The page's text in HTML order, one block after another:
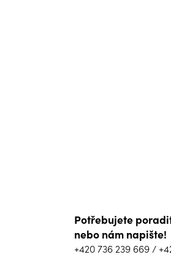
Potřebujete
nebo nám napište!
+420 736 239 669/